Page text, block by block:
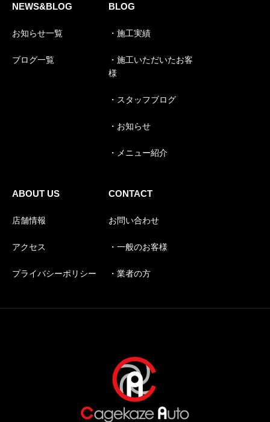
NEWS&BLOG
お知らせ一覧
ブログ一覧
BLOG
・施工実績
・施工いただいたお客
様
・スタッフブログ
・お知らせ
・メニュー紹介
ABOUT US
店舗情報
アクセス
プライバシーポリシー
CONTACT
お問い合わせ
・一般のお客様
・業者の方